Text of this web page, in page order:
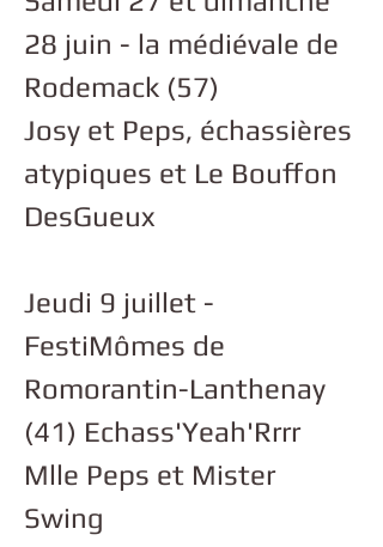
28 juin - la médiévale de
Rodemack (57)
Josy et Peps, échassières
atypiques et Le Bouffon
DesGueux
Jeudi 9 juillet -
FestiMômes de
Romorantin-Lanthenay
(41) Echass'Yeah'Rrrr
Mlle Peps et Mister
Swing